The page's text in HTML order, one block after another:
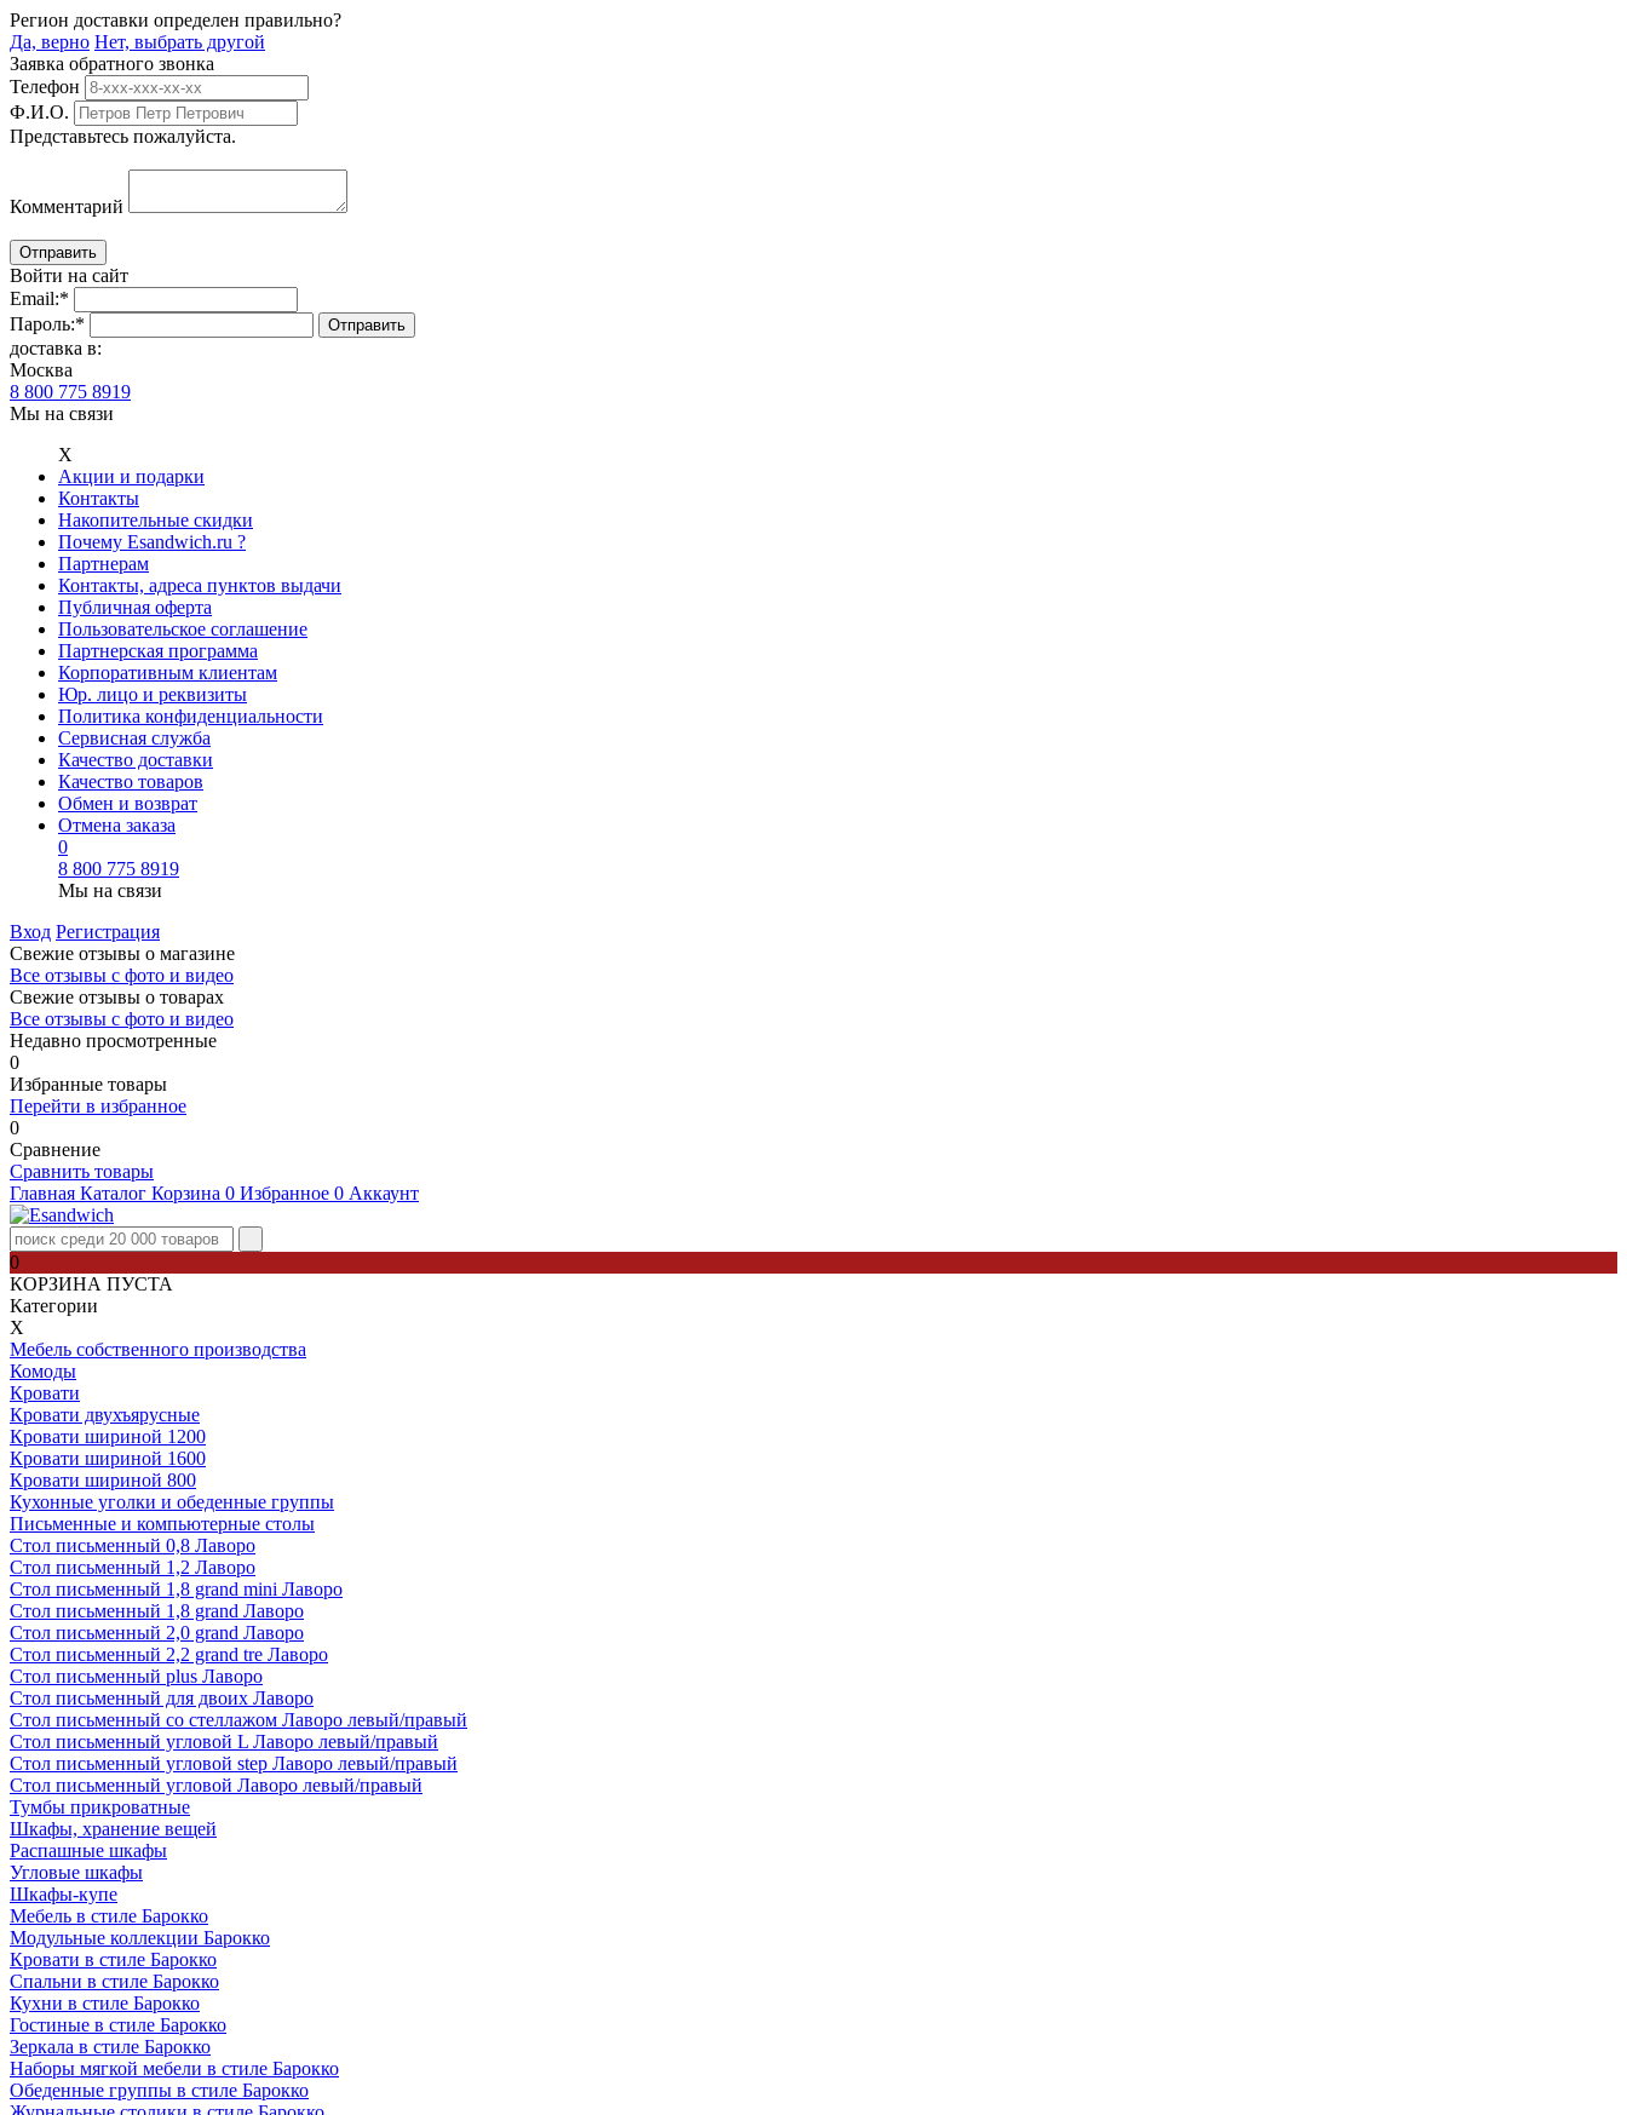
Регион доставки определен правильно?
Да, верно Нет, выбрать другой
Заявка обратного звонка
Телефон
Ф.И.О.
Представьтесь пожалуйста.
Комментарий
Войти на сайт
Email:*
Пароль:*
доставка в:
Москва
8 800 775 8919
Мы на связи
Х
Акции и подарки
Контакты
Накопительные скидки
Почему Esandwich.ru ?
Партнерам
Контакты, адреса пунктов выдачи
Публичная оферта
Пользовательское соглашение
Партнерская программа
Корпоративным клиентам
Юр. лицо и реквизиты
Политика конфиденциальности
Сервисная служба
Качество доставки
Качество товаров
Обмен и возврат
Отмена заказа
0
8 800 775 8919
Мы на связи
Вход Регистрация
Свежие отзывы о магазине
Все отзывы с фото и видео
Свежие отзывы о товарах
Все отзывы c фото и видео
Недавно просмотренные
0
Избранные товары
Перейти в избранное
0
Сравнение
Сравнить товары
Главная Каталог Корзина 0 Избранное 0 Аккаунт
0
КОРЗИНА ПУСТА
Категории
Х
Мебель собственного производства
Комоды
Кровати
Кровати двухъярусные
Кровати шириной 1200
Кровати шириной 1600
Кровати шириной 800
Кухонные уголки и обеденные группы
Письменные и компьютерные столы
Стол письменный 0,8 Лаворо
Стол письменный 1,2 Лаворо
Стол письменный 1,8 grand mini Лаворо
Стол письменный 1,8 grand Лаворо
Стол письменный 2,0 grand Лаворо
Стол письменный 2,2 grand tre Лаворо
Стол письменный plus Лаворо
Стол письменный для двоих Лаворо
Стол письменный со стеллажом Лаворо левый/правый
Стол письменный угловой L Лаворо левый/правый
Стол письменный угловой step Лаворо левый/правый
Стол письменный угловой Лаворо левый/правый
Тумбы прикроватные
Шкафы, хранение вещей
Распашные шкафы
Угловые шкафы
Шкафы-купе
Мебель в стиле Барокко
Модульные коллекции Барокко
Кровати в стиле Барокко
Спальни в стиле Барокко
Кухни в стиле Барокко
Гостиные в стиле Барокко
Зеркала в стиле Барокко
Наборы мягкой мебели в стиле Барокко
Обеденные группы в стиле Барокко